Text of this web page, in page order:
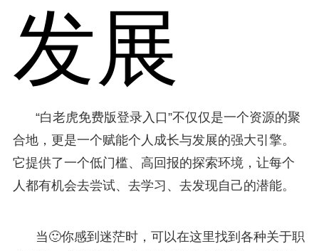
发展
“白老虎免费版登录入口”不仅仅是一个资源的聚
合地，更是一个赋能个人成长与发展的强大引擎。
它提供了一个低门槛、高回报的探索环境，让每个
人都有机会去尝试、去学习、去发现自己的潜能。
当🙂你感到迷茫时，可以在这里找到各种关于职